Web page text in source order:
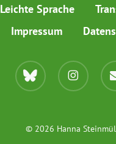
Leichte Sprache
Impressum
bluesky instagram email
© 2026 Hanna